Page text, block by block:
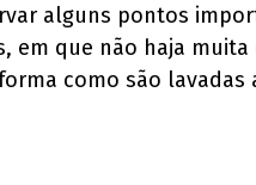
alguns pontos
em que não haja
como são lavadas